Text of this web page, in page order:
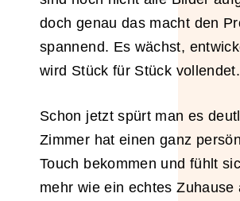
doch genau das macht den
spannend. Es wächst,
wird Stück für Stück vollendet.
Schon jetzt spürt man es
Zimmer hat einen ganz
Touch bekommen und fühlt
mehr wie ein echtes Zuhause